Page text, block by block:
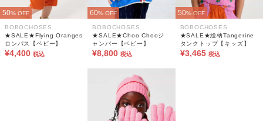
50% OFF
BOBOCHOSES
★SALE★Flying Oranges
ロンパス【ベビー】
¥4,400 税込
60% OFF
BOBOCHOSES
★SALE★Choo Chooジ
ャンパー【ベビー】
¥8,800 税込
50% OFF
BOBOCHOSES
★SALE★総柄Tangerine
タンクトップ【キッズ】
¥3,465 税込